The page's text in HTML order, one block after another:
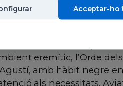
haurien fundat els
de ser servent de Maria”.
els seus béns i
Senario, amb l'esperit
eremític, l’Orde
amb hàbit negre
als necessitats.
Acceptar-ho